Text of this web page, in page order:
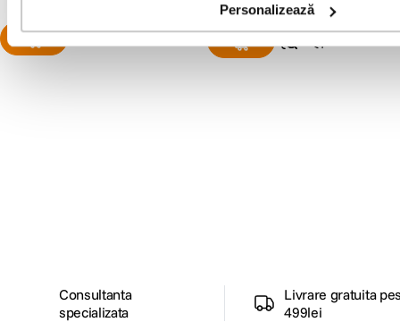
Personalizează
Consultanta
specializata
Livrare gratuita
499lei